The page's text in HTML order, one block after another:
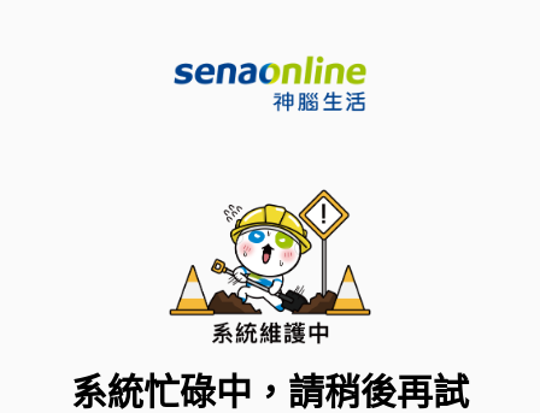
系統忙碌中，請稍後再試